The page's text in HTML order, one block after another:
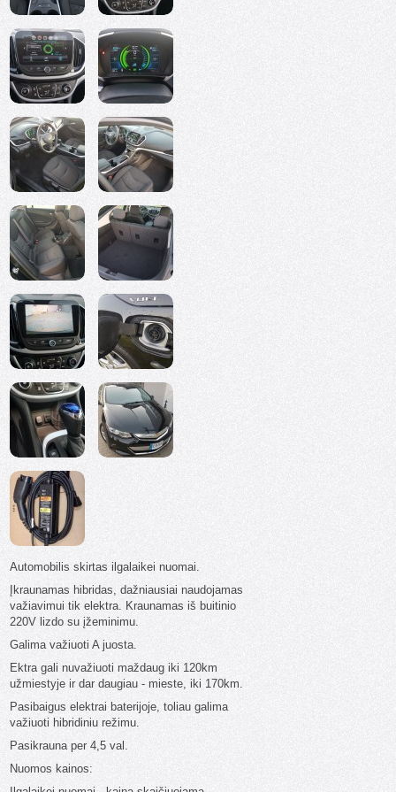
Automobilis skirtas ilgalaikei nuomai.
Įkraunamas hibridas, dažniausiai naudojamas
važiavimui tik elektra. Kraunamas iš buitinio
220V lizdo su įžeminimu.
Galima važiuoti A juosta.
Ektra gali nuvažiuoti maždaug iki 120km
užmiestyje ir dar daugiau - mieste, iki 170km.
Pasibaigus elektrai baterijoje, toliau galima
važiuoti hibridiniu režimu.
Pasikrauna per 4,5 val.
Nuomos kainos: